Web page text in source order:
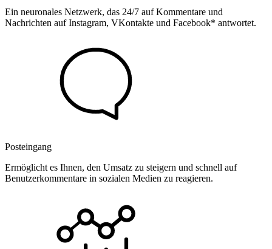
Ein neuronales Netzwerk, das 24/7 auf Kommentare und
Nachrichten auf Instagram, VKontakte und Facebook* antwortet.
Posteingang
Ermöglicht es Ihnen, den Umsatz zu steigern und schnell auf
Benutzerkommentare in sozialen Medien zu reagieren.